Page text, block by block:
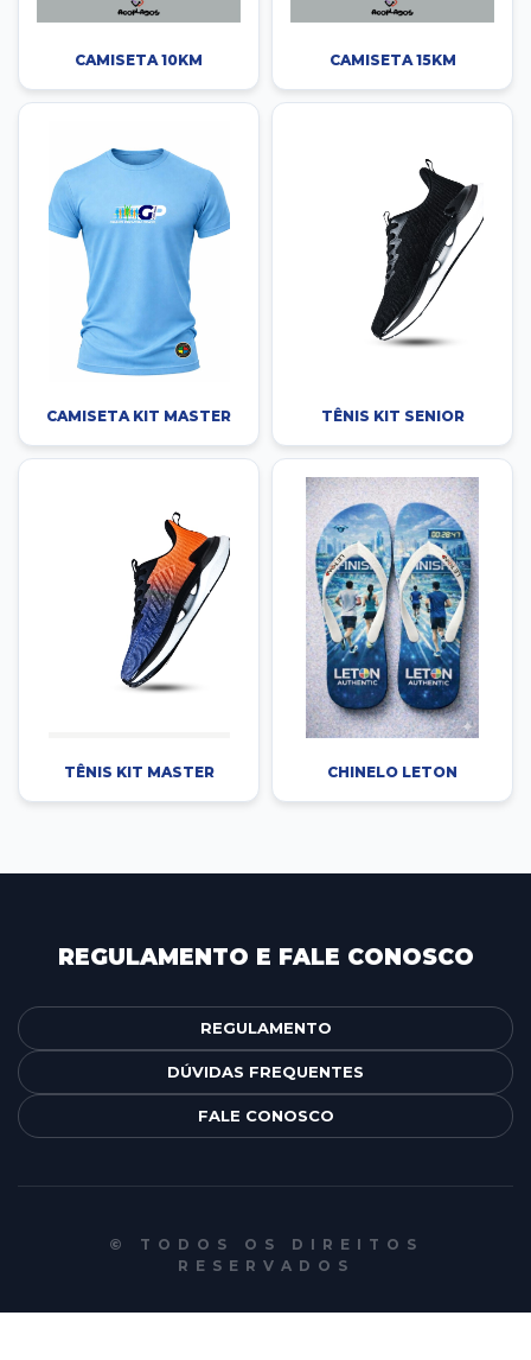
CAMISETA 10KM CAMISETA 15KM
CAMISETA KIT MASTER TÊNIS KIT SENIOR
TÊNIS KIT MASTER CHINELO LETON
REGULAMENTO E FALE CONOSCO
REGULAMENTO
DÚVIDAS FREQUENTES
FALE CONOSCO
© TODOS OS DIREITOS
RESERVADOS